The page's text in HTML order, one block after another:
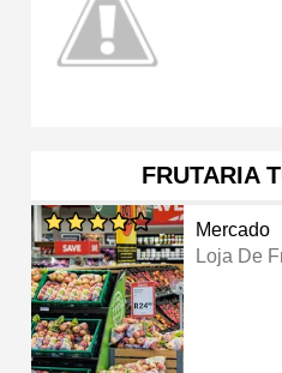
FRUTARIA
Mercado
Loja De